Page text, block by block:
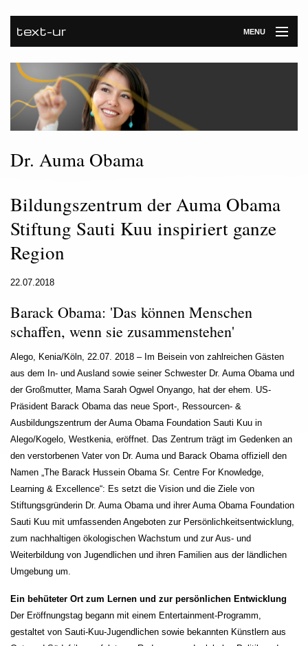
text-ur MENU
Startseite
Leistungen
Unternehmen
Referenzen
Newsroom
Dr. Auma Obama
Bildungszentrum der Auma Obama
Stiftung Sauti Kuu inspiriert ganze
Region
22.07.2018
Barack Obama: 'Das können Menschen
schaffen, wenn sie zusammenstehen'
Alego, Kenia/Köln, 22.07. 2018 – Im Beisein von zahlreichen Gästen
aus dem In- und Ausland sowie seiner Schwester Dr. Auma Obama und
der Großmutter, Mama Sarah Ogwel Onyango, hat der ehem. US-
Präsident Barack Obama das neue Sport-, Ressourcen- &
Ausbildungszentrum der Auma Obama Foundation Sauti Kuu in
Alego/Kogelo, Westkenia, eröffnet. Das Zentrum trägt im Gedenken an
den verstorbenen Vater von Dr. Auma und Barack Obama offiziell den
Namen „The Barack Hussein Obama Sr. Centre For Knowledge,
Learning & Excellence“: Es setzt die Vision und die Ziele von
Stiftungsgründerin Dr. Auma Obama und ihrer Auma Obama Foundation
Sauti Kuu mit umfassenden Angeboten zur Persönlichkeitsentwicklung,
zum nachhaltigen ökologischen Wachstum und zur Aus- und
Weiterbildung von Jugendlichen und ihren Familien aus der ländlichen
Umgebung um.
Ein behüteter Ort zum Lernen und zur persönlichen Entwicklung
Der Eröffnungstag begann mit einem Entertainment-Programm,
gestaltet von Sauti-Kuu-Jugendlichen sowie bekannten Künstlern aus